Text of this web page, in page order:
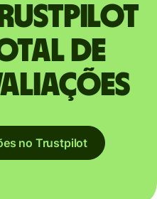
de
no Trustpilot